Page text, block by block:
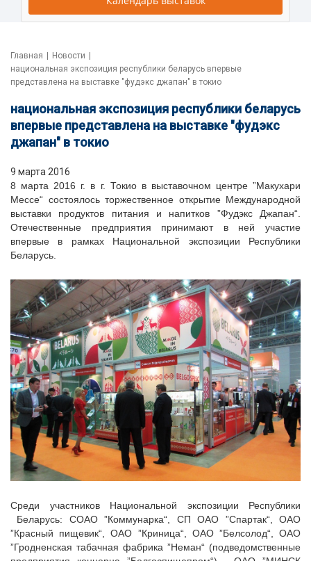
Главная Новости
национальная экспозиция республики беларусь впервые
представлена на выставке "фудэкс джапан" в токио
национальная экспозиция республики беларусь
впервые представлена на выставке "фудэкс
джапан" в токио
9 марта 2016
8 марта 2016 г. в г. Токио в выставочном центре ”Макухари
Мессе“ состоялось торжественное открытие Международной
выставки продуктов питания и напитков ”Фудэкс Джапан“.
Отечественные предприятия принимают в ней участие
впервые в рамках Национальной экспозиции Республики
Беларусь.
Среди участников Национальной экспозиции Республики
Беларусь: СОАО ”Коммунарка“, СП ОАО ”Спартак“, ОАО
”Красный пищевик“, ОАО ”Криница“, ОАО ”Белсолод“, ОАО
”Гродненская табачная фабрика ”Неман“ (подведомственные